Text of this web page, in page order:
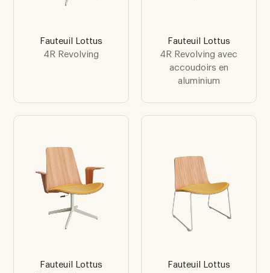
Fauteuil Lottus
4R Revolving
Fauteuil Lottus
4R Revolving avec
accoudoirs en
aluminium
Fauteuil Lottus
Fauteuil Lottus